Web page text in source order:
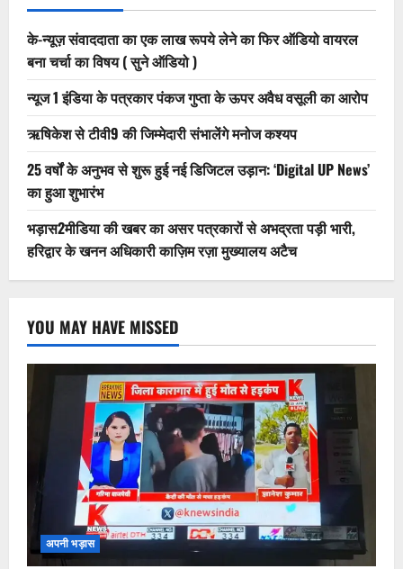
के-न्यूज़ संवाददाता का एक लाख रूपये लेने का फिर ऑडियो वायरल
बना चर्चा का विषय ( सुने ऑडियो )
न्यूज 1 इंडिया के पत्रकार पंकज गुप्ता के ऊपर अवैध वसूली का आरोप
ऋषिकेश से टीवी9 की जिम्मेदारी संभालेंगे मनोज कश्यप
25 वर्षों के अनुभव से शुरू हुई नई डिजिटल उड़ान: ‘Digital UP News’
का हुआ शुभारंभ
भड़ास2मीडिया की खबर का असर पत्रकारों से अभद्रता पड़ी भारी,
हरिद्वार के खनन अधिकारी काज़िम रज़ा मुख्यालय अटैच
YOU MAY HAVE MISSED
अपनी भड़ास